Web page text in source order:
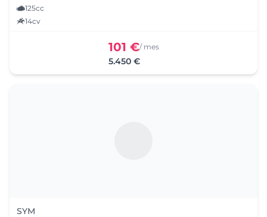
125cc
14cv
101 €/ mes
5.450 €
SYM